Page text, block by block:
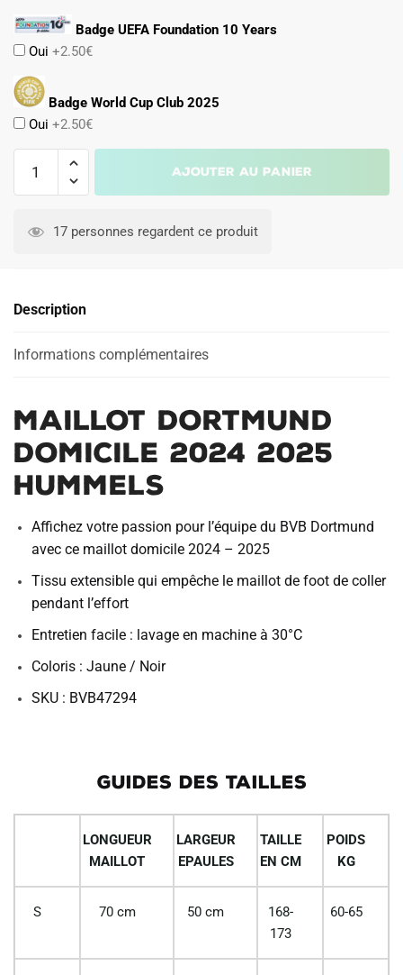
Badge UEFA Foundation 10 Years
Oui +2.50€
Badge World Cup Club 2025
Oui +2.50€
Dortmund
Hummels
Ajouter au panier
n
t
e
:
17 personnes regardent ce produit
Description
Informations complémentaires
Maillot Dortmund
Domicile 2024 2025
Hummels
Affichez votre passion pour l’équipe du BVB Dortmund
avec ce maillot domicile 2024 – 2025
Tissu extensible qui empêche le maillot de foot de coller
pendant l’effort
Entretien facile : lavage en machine à 30°C
Coloris : Jaune / Noir
SKU : BVB47294
GUIDES DES TAILLES
LONGUEUR
MAILLOT
LARGEUR
EPAULES
TAILLE
EN CM
POIDS
KG
S 70 cm 50 cm
168-
173
60-65